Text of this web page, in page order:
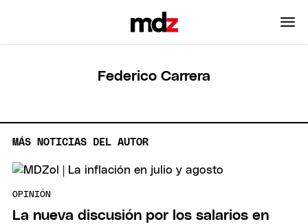
Federico Carrera
MÁS NOTICIAS DEL AUTOR
OPINIÓN
La nueva discusión por los salarios en